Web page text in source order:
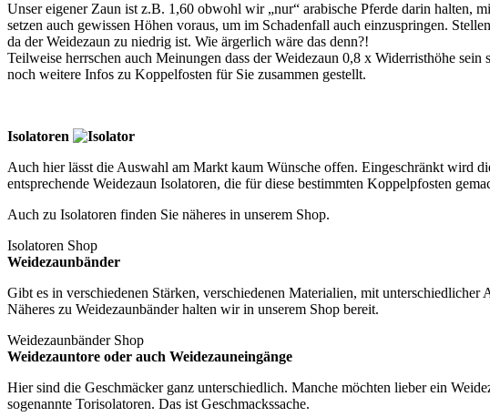
Unser eigener Zaun ist z.B. 1,60 obwohl wir „nur“ arabische Pferde darin halten,
setzen auch gewissen Höhen voraus, um im Schadenfall auch einzuspringen.
da der Weidezaun zu niedrig ist. Wie ärgerlich wäre das denn?!
Teilweise herrschen auch Meinungen dass der Weidezaun 0,8 x Widerristhöhe
noch weitere Infos zu Koppelfosten für Sie zusammen gestellt.
Isolatoren
Auch hier lässt die Auswahl am Markt kaum Wünsche offen. Eingeschränkt wird
entsprechende Weidezaun Isolatoren, die für diese bestimmten Koppelpfosten
Auch zu Isolatoren finden Sie näheres in unserem Shop.
Isolatoren Shop
Weidezaunbänder
Gibt es in verschiedenen Stärken, verschiedenen Materialien, mit unterschiedlicher
Näheres zu Weidezaunbänder halten wir in unserem Shop bereit.
Weidezaunbänder Shop
Weidezauntore oder auch Weidezauneingänge
Hier sind die Geschmäcker ganz unterschiedlich. Manche möchten lieber ein
sogenannte Torisolatoren. Das ist Geschmackssache.